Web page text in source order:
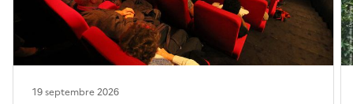
19 septembre 2026